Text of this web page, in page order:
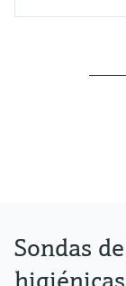
(167 … 302 °F:
Rango de
–50 … 150 °C
Sondas